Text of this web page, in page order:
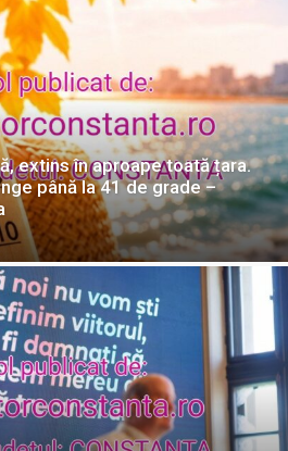
extins în aproape toată țara.
până la 41 de grade –